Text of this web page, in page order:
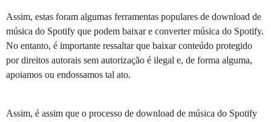
Assim, estas foram algumas ferramentas populares de download de
música do Spotify que podem baixar e converter música do Spotify.
No entanto, é importante ressaltar que baixar conteúdo protegido
por direitos autorais sem autorização é ilegal e, de forma alguma,
apoiamos ou endossamos tal ato.
Assim, é assim que o processo de download de música do Spotify